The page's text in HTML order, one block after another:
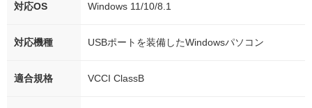
対応OS Windows 11/10/8.1
対応機種 USBポートを装備したWindowsパソコン
適合規格 VCCI ClassB